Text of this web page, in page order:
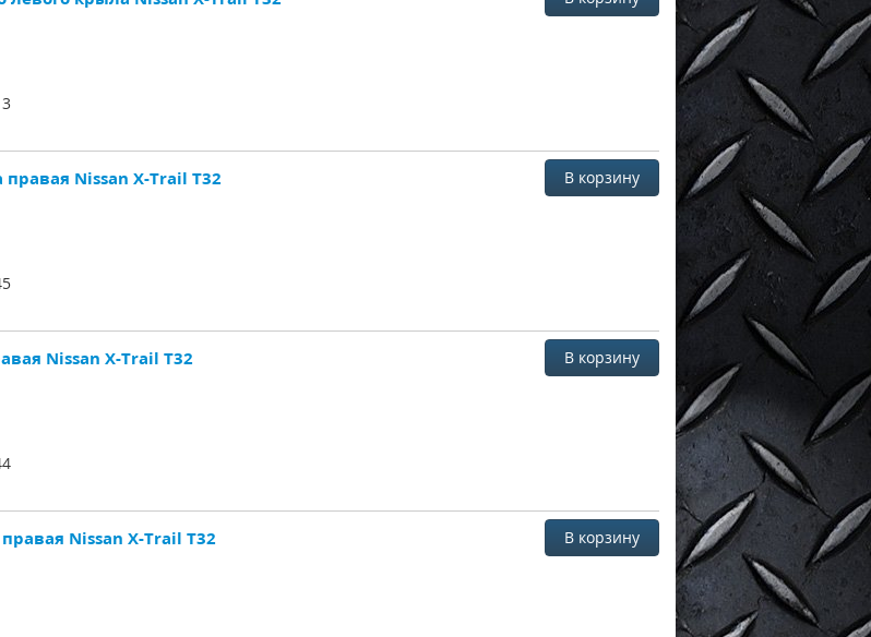
правая Nissan X-Trail T32 В корзину
Nissan X-Trail T32 В корзину
Nissan X-Trail T32 В корзину